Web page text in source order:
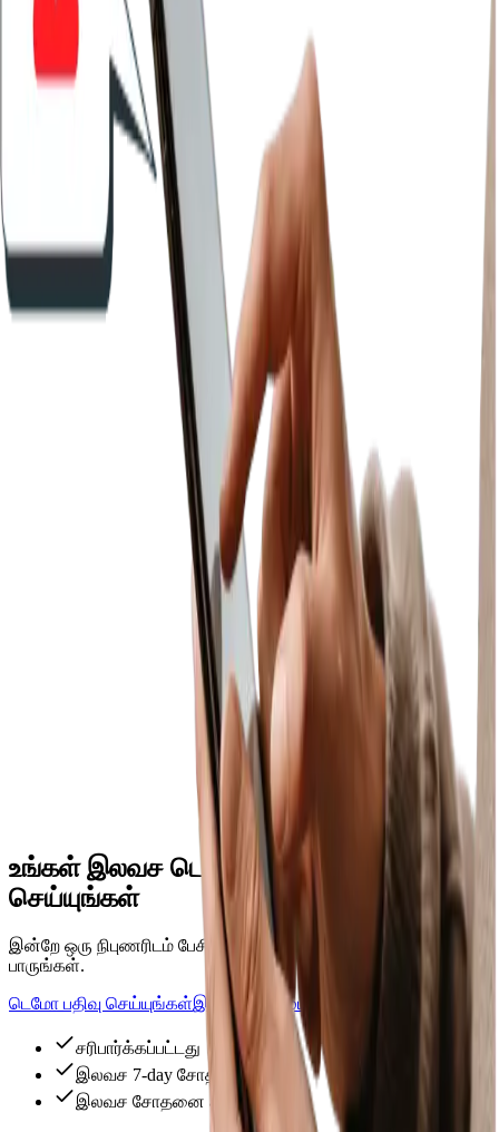
வேகமாக விற்பவை மற்றும் தேங்கும் ஸ்டாக்
எது வேகமாக விற்கிறது, எது தொடப்படாமல் கிடக்கிறது என்று
தெரியும் — சரியான பொருட்களை மறுஆர்டர் செய்யுங்கள், தவறான
பொருட்களை வாங்குவதை நிறுத்துங்கள்.
காலாவதி மற்றும் குறைந்த-ஸ்டாக் எச்சரிக்கைகள்
காலாவதியாகும் பொருட்கள் மற்றும் மறுஆர்டர் அளவிற்கு கீழ் உள்ள
தயாரிப்புகள் தானாகவே தோன்றும் — எதுவும் கைமுறையாக
சரிபார்க்க வேண்டியதில்லை.
தவறிய விற்பனை கண்காணிப்பு
ஒரு வாடிக்கையாளர் ஸ்டாக் இல்லாத ஒன்றை கேட்கும்போது, அது
பதிவு செய்யப்படும். டாஷ்போர்டு நீங்கள் இழந்து கொண்டிருக்கும்
விற்பனையை — மற்றும் எதை ஸ்டாக் வைக்க வேண்டும் என்பதை
எங்கிருந்தும் அணுகலாம்
டாஷ்போர்டு உலாவி அடிப்படையிலானது, தொலைதூரத்திலிருந்து
இணைகிறது — வீட்டிலிருந்தோ, வேறொரு நகரத்திலிருந்தோ
அல்லது வெளிநாட்டிலிருந்தோ உங்கள் மருந்தகத்தின் எண்களை
GST மற்றும் கணக்கியல் சுருக்கம்
விற்பனை, கொள்முதல், GST பொறுப்பு மற்றும் P&L-க்கான
தினசரி, மாதாந்திர மற்றும் தனிப்பயன் காலகட்ட சுருக்கங்கள் —
உங்கள் கணக்காளர் அழைக்கும்போது அனைத்தும் தயாராக
உங்கள் இலவச டெமோவைப் பதிவு
செய்யுங்கள்
இன்றே ஒரு நிபுணரிடம் பேசி Pharmacy Pro செயலில் இருப்பதைப்
பாருங்கள்.
டெமோ பதிவு செய்யுங்கள்இலவசமாக முயற்சிக்கவும்
சரிபார்க்கப்பட்டது
இலவச 7-day சோதனை
இலவச சோதனை ஆதரவு